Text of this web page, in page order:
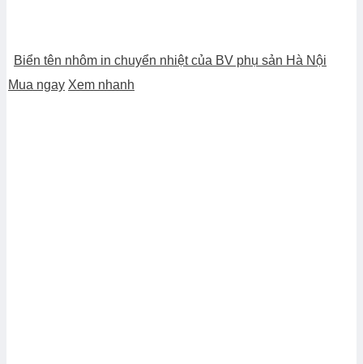
Biển tên nhôm in chuyển nhiệt của BV phụ sản Hà Nội
Mua ngay Xem nhanh